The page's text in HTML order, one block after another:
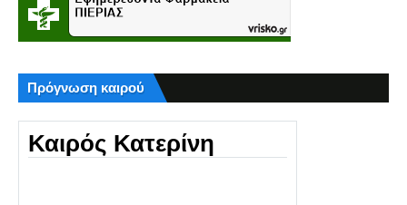
Πρόγνωση καιρού
Καιρός Κατερίνη